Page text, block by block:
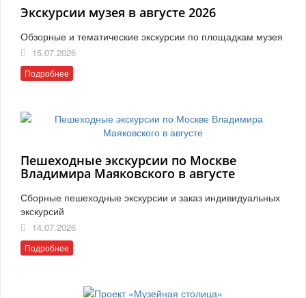
Экскурсии музея в августе 2026
Обзорные и тематические экскурсии по площадкам музея
15.07.2026
Подробнее
Пешеходные экскурсии по Москве
Владимира Маяковского в августе
Сборные пешеходные экскурсии и заказ индивидуальных
экскурсий
14.07.2026
Подробнее